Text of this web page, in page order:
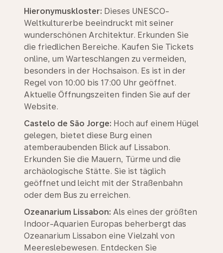
Hieronymuskloster: Dieses UNESCO-
Weltkulturerbe beeindruckt mit seiner
wunderschönen Architektur. Erkunden Sie
die friedlichen Bereiche. Kaufen Sie Tickets
online, um Warteschlangen zu vermeiden,
besonders in der Hochsaison. Es ist in der
Regel von 10:00 bis 17:00 Uhr geöffnet.
Aktuelle Öffnungszeiten finden Sie auf der
Website.
Castelo de São Jorge: Hoch auf einem Hügel
gelegen, bietet diese Burg einen
atemberaubenden Blick auf Lissabon.
Erkunden Sie die Mauern, Türme und die
archäologische Stätte. Sie ist täglich
geöffnet und leicht mit der Straßenbahn
oder dem Bus zu erreichen.
Ozeanarium Lissabon: Als eines der größten
Indoor-Aquarien Europas beherbergt das
Ozeanarium Lissabon eine Vielzahl von
Meereslebewesen. Entdecken Sie